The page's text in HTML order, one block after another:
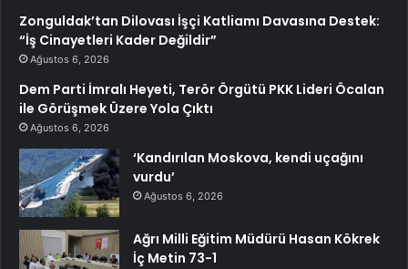
Zonguldak’tan Dilovası İşçi Katliamı Davasına Destek:
“İş Cinayetleri Kader Değildir”
Ağustos 6, 2026
Dem Parti İmralı Heyeti, Terör Örgütü PKK Lideri Öcalan
ile Görüşmek Üzere Yola Çıktı
Ağustos 6, 2026
‘Kandırılan Moskova, kendi uçağını
vurdu’
Ağustos 6, 2026
Ağrı Milli Eğitim Müdürü Hasan Kökrek
İç Metin 73-1